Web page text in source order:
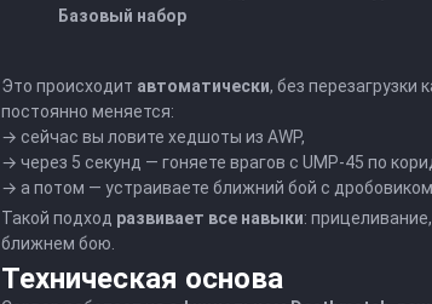
Базовый набор
Это происходит автоматически, без перезагрузки
постоянно меняется:
→ сейчас вы ловите хедшоты из AWP,
→ через 5 секунд — гоняете врагов с UMP-45 по
→ а потом — устраиваете ближний бой с дробовиком.
Такой подход развивает все навыки:
ближнем бою.
Техническая основа